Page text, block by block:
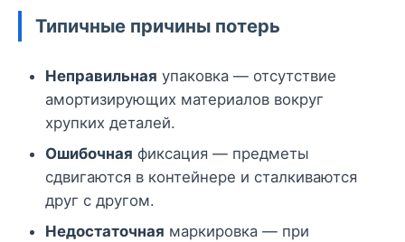
Типичные причины потерь
Неправильная упаковка — отсутствие
амортизирующих материалов вокруг
хрупких деталей.
Ошибочная фиксация — предметы
сдвигаются в контейнере и сталкиваются
друг с другом.
Недостаточная маркировка — при